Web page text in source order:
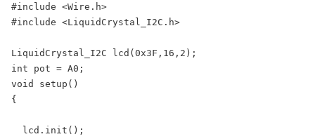
#include <Wire.h>
#include <LiquidCrystal_I2C.h>
LiquidCrystal_I2C lcd(0x3F,16,2);
int pot = A0;
void setup()
{
  lcd.init();